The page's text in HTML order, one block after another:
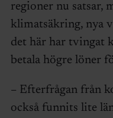
regioner nu satsar,
klimatsäkring, nya
det här har tvingat
betala högre löner
– Efterfrågan från
också funnits lite